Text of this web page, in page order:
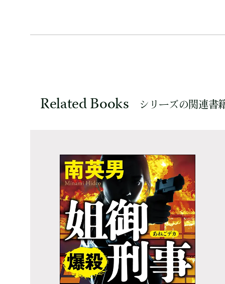
Related Books シリーズの関連書